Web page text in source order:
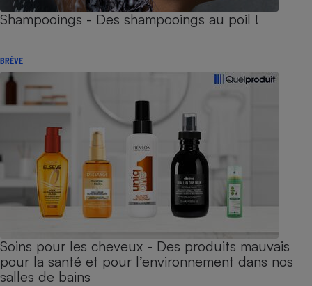
Shampooings - Des shampooings au poil !
BRÈVE
Soins pour les cheveux - Des produits mauvais
pour la santé et pour l’environnement dans nos
salles de bains